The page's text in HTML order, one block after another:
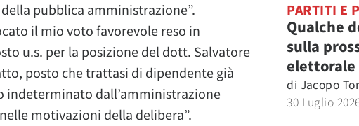
pubblica amministrazione”.
il mio voto favorevole reso in
u.s. per la posizione del dott. Salvatore
posto che trattasi di dipendente già
dall’amministrazione
motivazioni della delibera”.
PARTITI E
Qualche
sulla
elettorale
di Jacopo
30 Luglio